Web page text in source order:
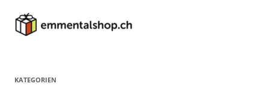
KATEGORIEN